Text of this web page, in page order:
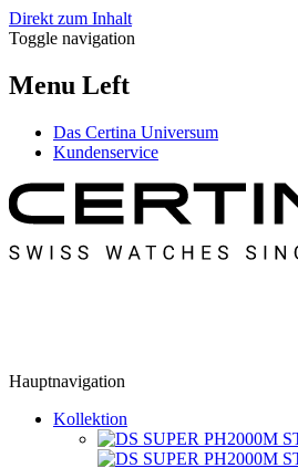
Direkt zum Inhalt
Toggle navigation
Menu Left
Das Certina Universum
Kundenservice
Hauptnavigation
Kollektion